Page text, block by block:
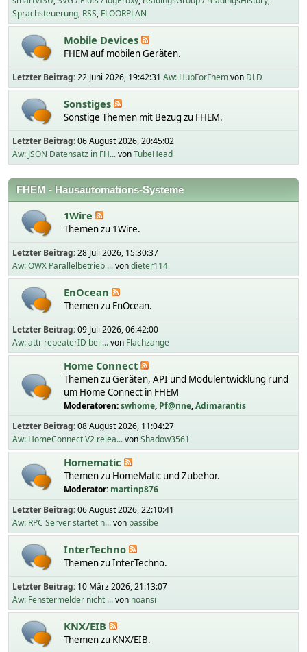
Sprachsteuerung RSS FLOORPLAN
Mobile Devices
FHEM auf mobilen Geräten.
Letzter Beitrag:22 Juni 2026, 19:42:31 Aw: HubForFhemvon DLD
Sonstiges
Sonstige Themen mit Bezug zu FHEM.
Letzter Beitrag:06 August 2026, 20:45:02
Aw: JSON Datensatz in FH...vonTubeHead
FHEM - Hausautomations-Systeme
1Wire
Themen zu 1Wire.
Letzter Beitrag:28 Juli 2026, 15:30:37
Aw: OWX Parallelbetrieb ...vondieter114
EnOcean
Themen zu EnOcean.
Letzter Beitrag:09 Juli 2026, 06:42:00
Aw: attr repeaterID bei ...von Flachzange
Home Connect
Themen zu Geräten, API und Modulentwicklung rund
um Home Connect in FHEM
Moderatoren:swhome, Pf@nne,Adimarantis
Letzter Beitrag:08 August 2026, 11:04:27
Aw: HomeConnect V2 relea...vonShadow3561
Homematic
Themen zu HomeMatic und Zubehör.
Moderator: martinp876
Letzter Beitrag:06 August 2026, 22:10:41
Aw: RPC Server startet n...von passibe
InterTechno
Themen zu InterTechno.
Letzter Beitrag: 10 März 2026, 21:13:07
Aw: Fenstermelder nicht ...von noansi
KNX/EIB
Themen zu KNX/EIB.